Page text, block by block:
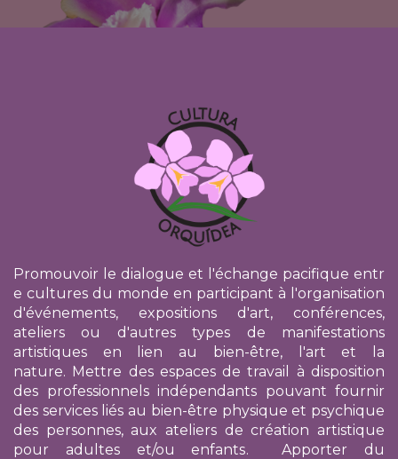
Promouvoir le dialogue et l'échange pacifique entr
e cultures du monde en participant à l'organisation
d'événements, expositions d'art, conférences,
ateliers ou d'autres types de manifestations
artistiques en lien au bien-être, l'art et la
nature. Mettre des espaces de travail à disposition
des professionnels indépendants pouvant fournir
des services liés au bien-être physique et psychique
des personnes, aux ateliers de création artistique
pour adultes et/ou enfants. Apporter du